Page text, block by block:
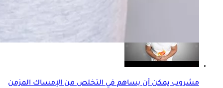
تعاني من الإمساك.. توابل تساعد على التبرز
مشروب يمكن أن يساهم في التخلص من الإمساك المزمن